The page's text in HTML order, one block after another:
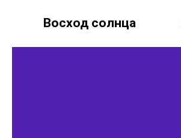
Восход солнца